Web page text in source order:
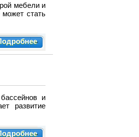
мебели и
стать
и
развитие